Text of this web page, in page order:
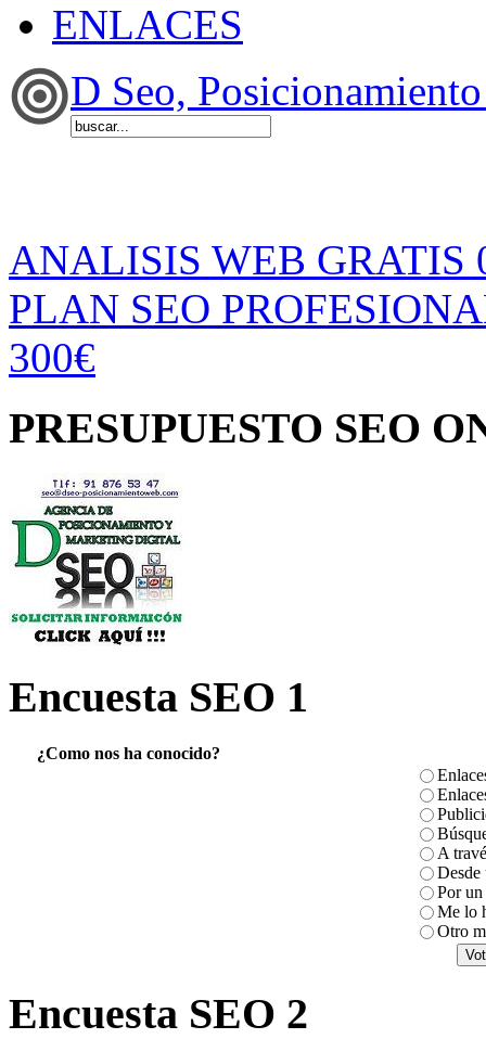
ENLACES
D Seo,
ANALISIS WEB GRATIS
PLAN SEO
300€
PRESUPUESTO SEO
Encuesta SEO 1
¿Como nos ha conocido?
A
Desde
Por
Me lo
Otro
Encuesta SEO 2